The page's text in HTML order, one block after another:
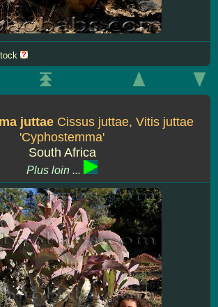
juttae Cissus juttae, Vitis juttae
'Cyphostemma'
South Africa
Plus loin ...